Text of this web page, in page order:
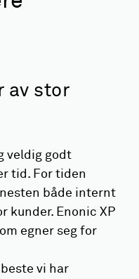
av stor
veldig godt
tid. For tiden
både internt
kunder. Enonic XP
egner seg for
vi har